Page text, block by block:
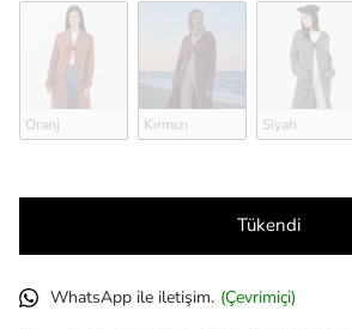
Oranj Kırmızı Siyah
Tükendi
WhatsApp ile iletişim. (Çevrimiçi)